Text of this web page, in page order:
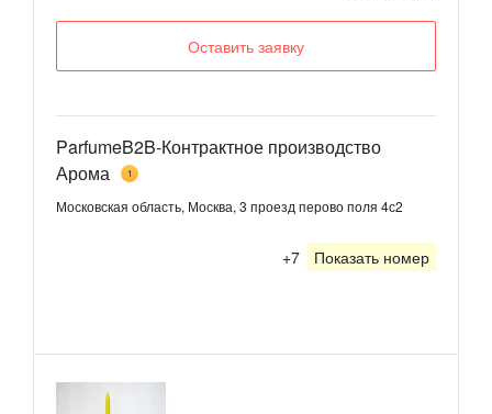
Оставить заявку
ParfumeB2B-Контрактное производство
Арома
1
Московская область, Москва, 3 проезд перово поля 4с2
+7 Показать номер